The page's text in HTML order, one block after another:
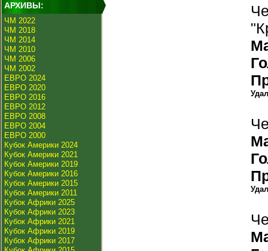
АРХИВЫ:
ЧМ 2022
ЧМ 2018
ЧМ 2014
ЧМ 2010
ЧМ 2006
ЧМ 2002
ЕВРО 2024
ЕВРО 2020
ЕВРО 2016
ЕВРО 2012
ЕВРО 2008
ЕВРО 2004
ЕВРО 2000
Кубок Америки 2024
Кубок Америки 2021
Кубок Америки 2019
Кубок Америки 2016
Кубок Америки 2015
Кубок Америки 2011
Кубок Африки 2025
Кубок Африки 2023
Кубок Африки 2021
Кубок Африки 2019
Кубок Африки 2017